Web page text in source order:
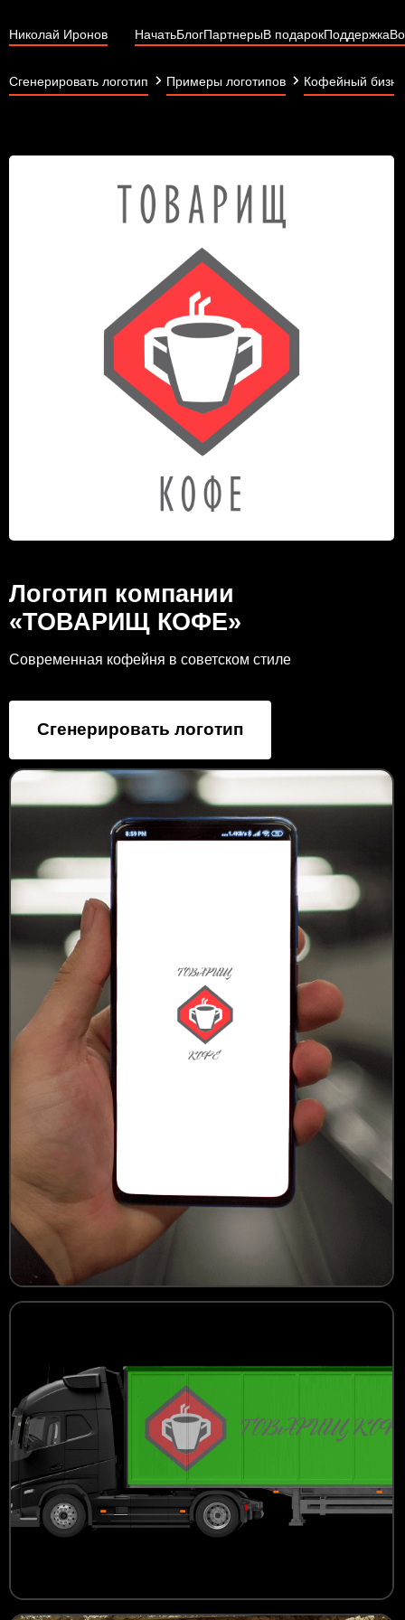
Николай Иронов НачатьБлогПартнерыВ подарокПоддержка
Сгенерировать логотип Примеры логотипов Кофейный
Логотип компании
«ТОВАРИЩ КОФЕ»
Современная кофейня в советском стиле
Сгенерировать логотип